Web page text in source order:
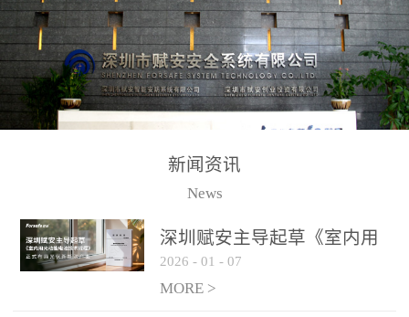
测方法已无法满足要求。
尤其是目前众多的大型影
剧院、会议展览中心、体
育馆、大型仓库和隧道空
间等，其建筑结构特殊、
火灾隐患多。一旦发生火
传统的火灾关测器无法被
及时缺发，不能及早发现
和有效扑救火火，这不仅
校验的总线传输技术、线
路状态检测与保护技术、
后向光电感烟探测技术、
高可靠的系统抗干扰技术
等多项专利技术和专有技
警领域三十多年技术积累
和工程实践的结晶。
新闻资讯
News
深圳赋安主导起草《室内用
光动能电池技术规程》 正式
布局光伏新能源产业
2026 - 01 - 07
MORE >